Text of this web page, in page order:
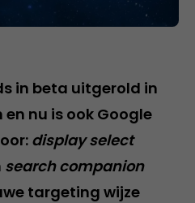
in beta uitgerold in
nu is ook Google
display select
search companion
targeting wijze